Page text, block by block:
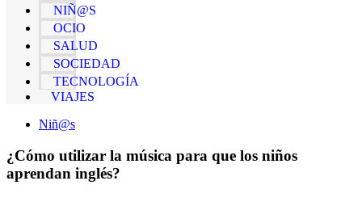
NIÑ@S
OCIO
SALUD
SOCIEDAD
TECNOLOGÍA
VIAJES
Niñ@s
¿Cómo utilizar la música para que los niños
aprendan inglés?